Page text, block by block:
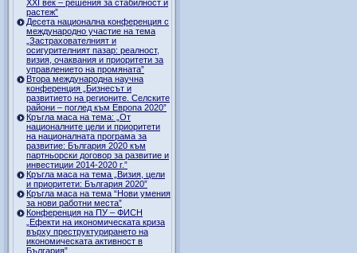
ХХI век – решения за стабилност и
растеж”
Десета национална конференция с
международно участие на тема
„Застрахователният и
осигурителният пазар: реалност,
визия, очаквания и приоритети за
управлението на промяната”
Втора международна научна
конференция „Бизнесът и
развитието на регионите. Селските
райони – поглед към Европа 2020”
Кръгла маса на тема: „От
националните цели и приоритети
на националната програма за
развитие: България 2020 към
партньорски договор за развитие и
инвестиции 2014-2020 г.”
Кръгла маса на тема „Визия, цели
и приоритети: България 2020”
Кръгла маса на тема “Нови умения
за нови работни места”
Конференция на ПУ – ФИСН
„Ефекти на икономическата криза
върху преструктурирането на
икономическата активност в
България”